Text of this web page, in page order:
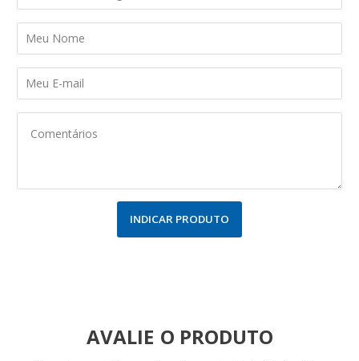
INDICAR PRODUTO
AVALIE